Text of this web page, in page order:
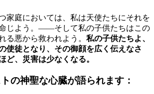
家庭においては、私は天使たちにそれを
じよう。――そして私の子供たちはこの
る悪から救われよう。 私の子供たちよ、
使徒となり、その御顔を広く伝えなさ
ど、災害は少なくなる。
の神聖な心臓が語られます：